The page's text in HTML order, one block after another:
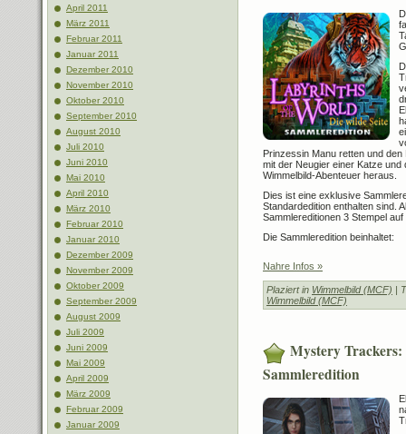
April 2011
März 2011
Februar 2011
Januar 2011
Dezember 2010
November 2010
Oktober 2010
September 2010
August 2010
Juli 2010
Juni 2010
Mai 2010
April 2010
März 2010
Februar 2010
Januar 2010
Dezember 2009
November 2009
Oktober 2009
September 2009
August 2009
Juli 2009
Juni 2009
Mai 2009
April 2009
März 2009
Februar 2009
Januar 2009
Prinzessin Manu retten und
mit der Neugier einer Katze
Wimmelbild-Abenteuer heraus.
Dies ist eine exklusive
Standardedition enthalten sind.
Sammlereditionen 3 Stempel
Die Sammleredition beinhaltet:
Nahre Infos »
Plaziert in Wimmelbild (MCF) |
Wimmelbild (MCF)
Mystery Trackers:
Sammleredition